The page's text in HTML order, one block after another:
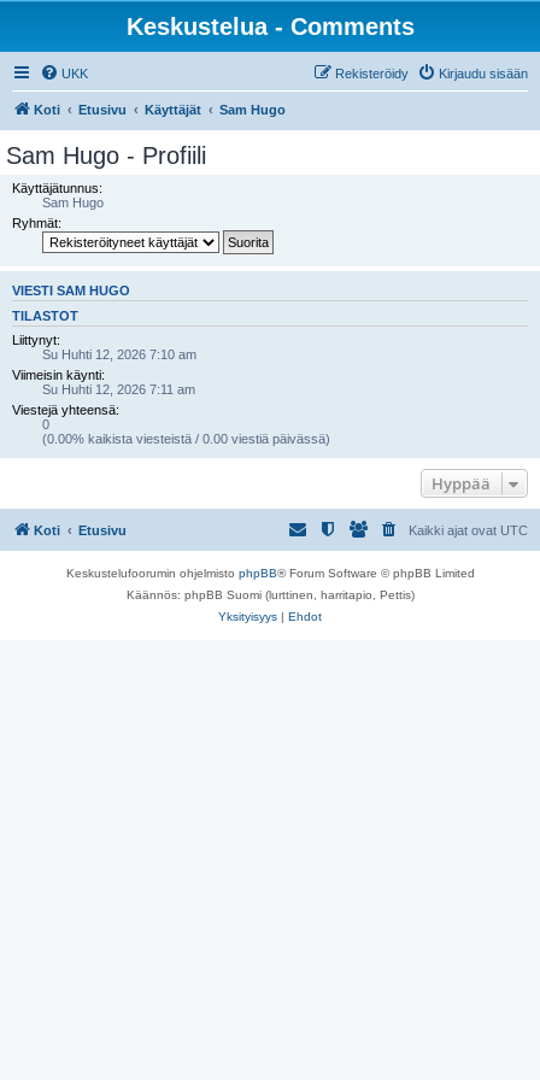
Keskustelua - Comments
UKK Kirjaudu sisään
Rekisteröidy
Koti Etusivu Käyttäjät Sam Hugo
Sam Hugo - Profiili
Käyttäjätunnus:
Sam Hugo
Ryhmät:
VIESTI SAM HUGO
TILASTOT
Liittynyt:
Su Huhti 12, 2026 7:10 am
Viimeisin käynti:
Su Huhti 12, 2026 7:11 am
Viestejä yhteensä:
0
(0.00% kaikista viesteistä / 0.00 viestiä päivässä)
Hyppää
Koti Etusivu Kaikki ajat ovat UTC
Keskustelufoorumin ohjelmisto phpBB® Forum Software © phpBB Limited
Käännös: phpBB Suomi (lurttinen, harritapio, Pettis)
Yksityisyys | Ehdot